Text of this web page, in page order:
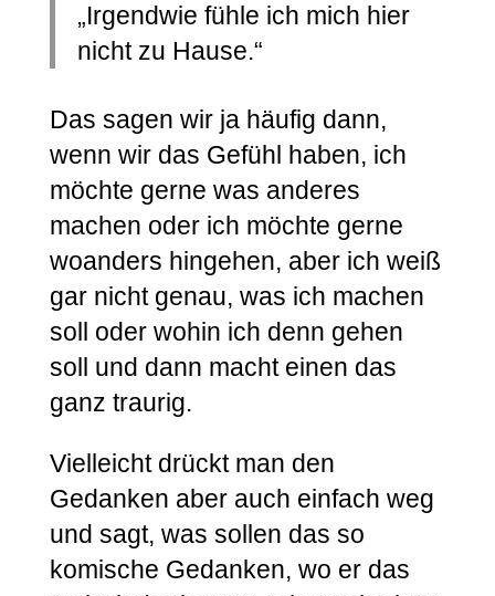
„Irgendwie fühle ich mich hier
nicht zu Hause.“
Das sagen wir ja häufig dann,
wenn wir das Gefühl haben, ich
möchte gerne was anderes
machen oder ich möchte gerne
woanders hingehen, aber ich weiß
gar nicht genau, was ich machen
soll oder wohin ich denn gehen
soll und dann macht einen das
ganz traurig.
Vielleicht drückt man den
Gedanken aber auch einfach weg
und sagt, was sollen das so
komische Gedanken, wo er das